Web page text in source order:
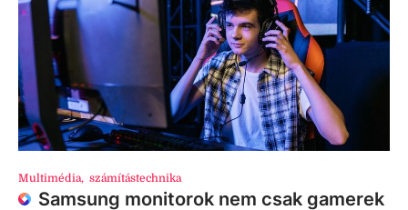
Multimédia, számítástechnika
Samsung monitorok nem csak gamerek